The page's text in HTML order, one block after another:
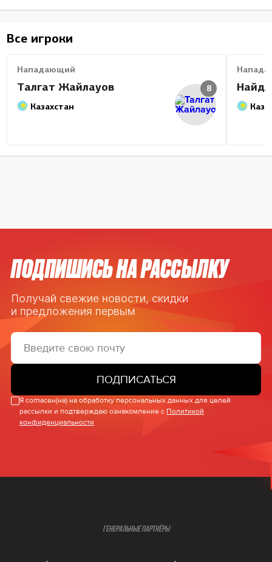
Все игроки
Нападающий
Талгат Жайлауов
Казахстан
8
ПОДПИШИСЬ НА РАССЫЛКУ
Получай свежие новости, скидки
и предложения первым
ПОДПИСАТЬСЯ
Я согласен(на) на обработку персональных данных для целей
рассылки и подтверждаю ознакомление с Политикой
конфиденциальности
ГЕНЕРАЛЬНЫЕ ПАРТНЁРЫ